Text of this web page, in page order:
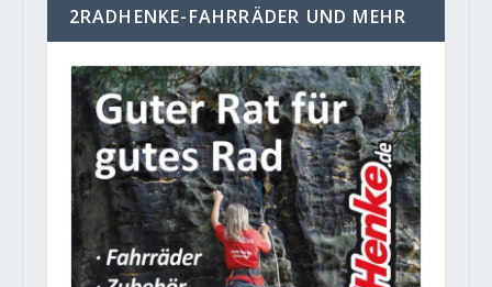
2RADHENKE-FAHRRÄDER UND MEHR